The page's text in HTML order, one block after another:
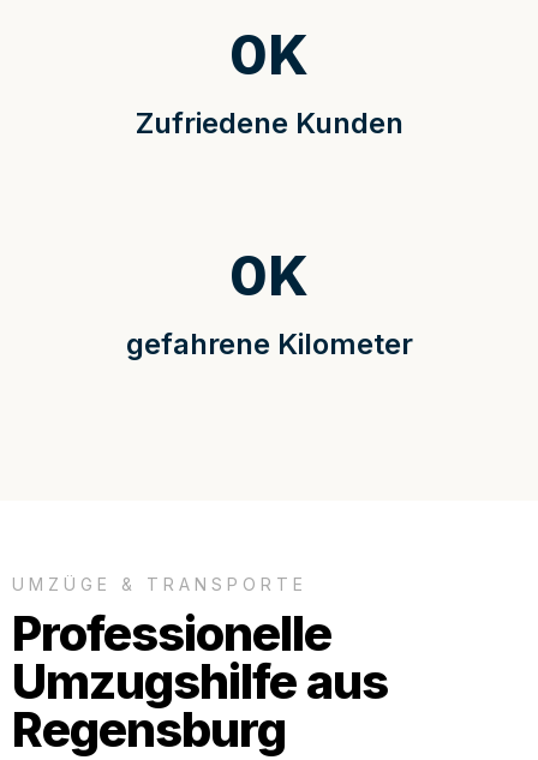
Zufriedene Kunden
0K
gefahrene Kilometer
0K
UMZÜGE & TRANSPORTE
Professionelle
Umzugshilfe aus
Regensburg